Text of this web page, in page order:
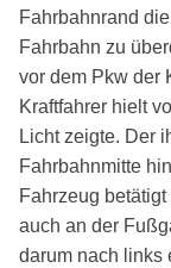
Fahrbahnrand
Fahrbahn zu
vor dem Pkw der
Kraftfahrer hielt
Licht zeigte. Der
Fahrbahnmitte
Fahrzeug
auch an der
darum nach links